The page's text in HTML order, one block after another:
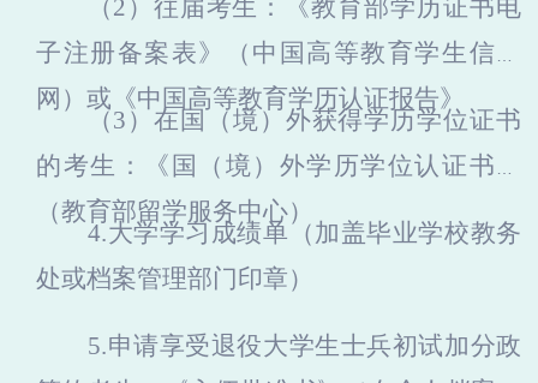
（2）往届考生：
《教育部学历证书电
子注册备案表》（中国高等教育学生信息
网）或《中国高等教育学历认证报告》
（3）在国（境）外获得学历学位证书
的考生：
《国（境）外学历学位认证书》
（教育部留学服务中心）
4.大学学习成绩单（加盖毕业学校教务
处或档案管理部门印章）
5.申请享受退役大学生士兵初试加分政